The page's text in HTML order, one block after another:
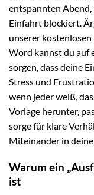
entspannten Abend,
Einfahrt blockiert.
unserer kostenlosen
Word kannst du auf
sorgen, dass deine
Stress und
wenn jeder weiß,
Vorlage herunter,
sorge für klare
Miteinander in
Warum ein
ist